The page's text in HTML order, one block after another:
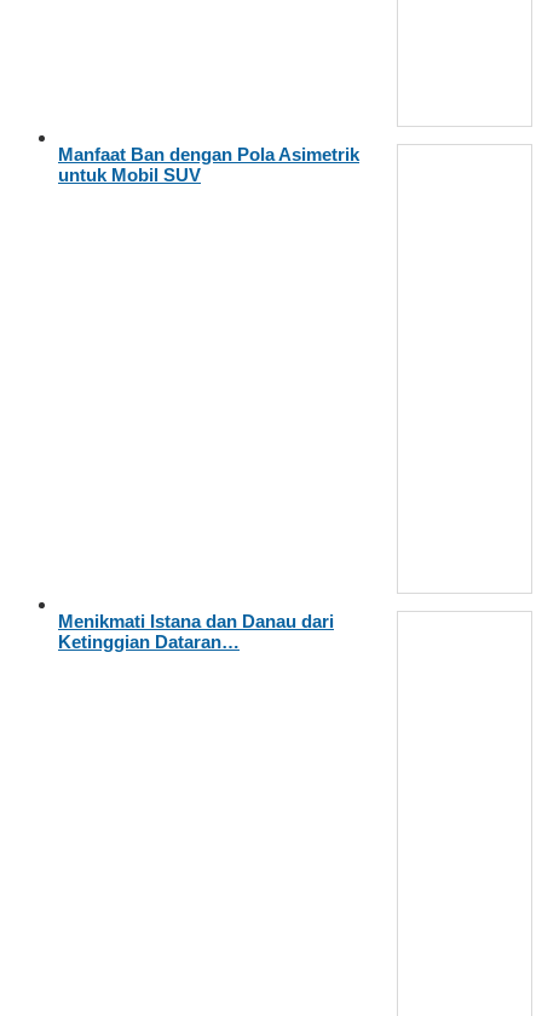
Manfaat Ban dengan Pola Asimetrik
untuk Mobil SUV
Menikmati Istana dan Danau dari
Ketinggian Dataran…